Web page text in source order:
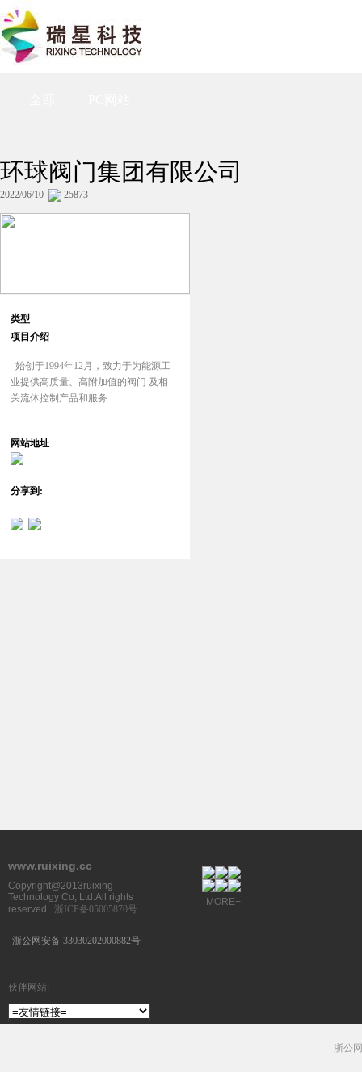
环球阀门集团有限公司
2022/06/10 25873
类型
项目介绍
始创于1994年12月，致力于为能源工
业提供高质量、高附加值的阀门 及相
关流体控制产品和服务
网站地址
分享到:
www.ruixing.cc
Copyright@2013ruixing
Technology Co, Ltd.All rights
reserved 浙ICP备05005870号
浙公网安备 33030202000882号
伙伴网站:
MORE+
浙公